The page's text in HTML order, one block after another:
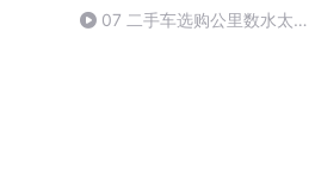
07 二手车选购公里数水太深